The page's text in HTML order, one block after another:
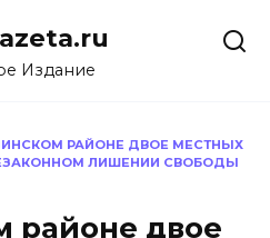
Издание
РАЙОНЕ ДВОЕ МЕСТНЫХ
ЛИШЕНИИ СВОБОДЫ
районе двое